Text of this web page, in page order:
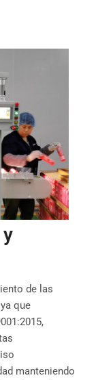
de las
que
manteniendo